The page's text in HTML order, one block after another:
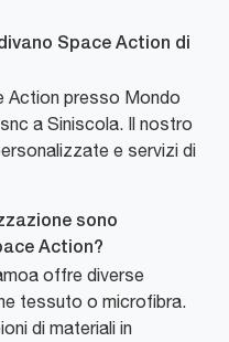
Space Action di
Action presso Mondo
a Siniscola. Il nostro
e servizi di
sono
Action?
offre diverse
tessuto o microfibra.
di materiali in